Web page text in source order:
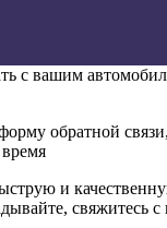
с вашим
обратной
и
свяжитесь